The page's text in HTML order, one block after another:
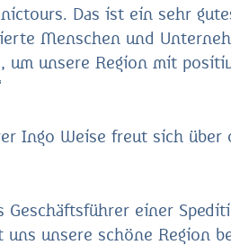
Das ist ein sehr
Menschen und
um unsere Region mit
Ingo Weise freut sich über
Geschäftsführer einer
unsere schöne Region